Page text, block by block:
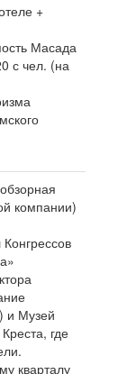
+
Масада
с чел. (на
компании)
и Музей
где
кварталу